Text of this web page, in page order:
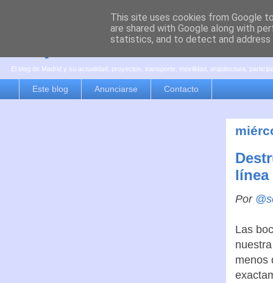
es por madrid
El blog de Madrid y su actualidad, proyectos, transporte, movilidad, arquitectura,
Este blog Anunciarse Contacto
línea
Por
Las
menos
This site uses cookies from Google
are shared with Google along with
statistics, and to detect and address